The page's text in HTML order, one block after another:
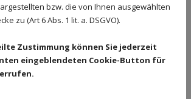
► Risikoausschlüsse
►Quotenvorrecht
bzw. die von Ihnen ausgewählten
zu (Art 6 Abs. 1 lit. a. DSGVO).
Zustimmung können Sie jederzeit
eingeblendeten Cookie-Button für